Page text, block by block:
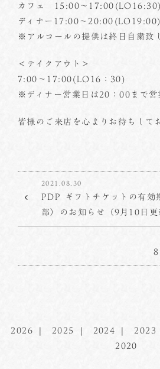
カフェ 15:00～17:00(LO16:30)
ディナー17:00～
※アルコールの提供は終日自粛致
＜テイクアウト＞
7:00～17:00(LO16：30)
※ディナー営業日は20：00まで営
皆様のご来店を心よりお待ちして
2021.08.30
PDP ギフトチケットの有効
部）のお知らせ（9月10日更
2026 2025 2024 2023
2020